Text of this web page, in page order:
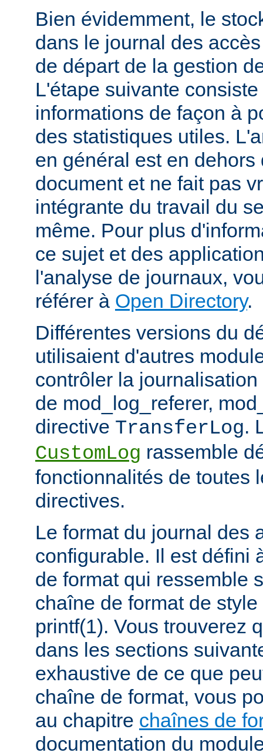
Bien évidemment, le
dans le journal des
de départ de la gestion
L'étape suivante
informations de façon à
des statistiques utiles.
en général est en dehors
document et ne fait pas
intégrante du travail du
même. Pour plus
ce sujet et des
l'analyse de journaux,
référer à Open Directory.
Différentes versions du
utilisaient d'autres
contrôler la
de mod_log_referer,
directive TransferLog.
CustomLog rassemble
fonctionnalités de toutes
directives.
Le format du journal des
configurable. Il est défini
de format qui ressemble
chaîne de format de
printf(1). Vous trouverez
dans les sections
exhaustive de ce que
chaîne de format, vous
au chapitre chaînes de
documentation du